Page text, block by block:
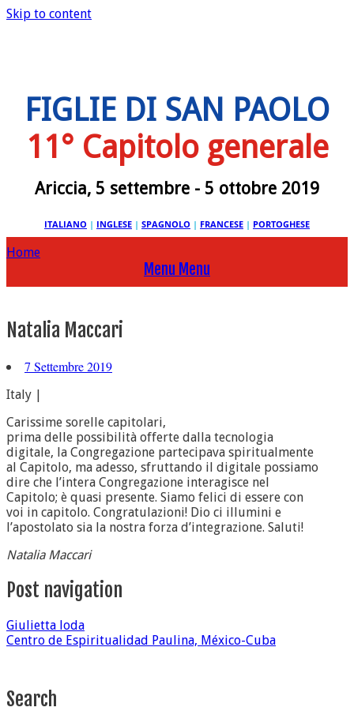
Skip to content
FIGLIE DI SAN PAOLO
11° Capitolo generale
Ariccia, 5 settembre - 5 ottobre 2019
ITALIANO | INGLESE | SPAGNOLO | FRANCESE | PORTOGHESE
Home
Menu Menu
Natalia Maccari
7 Settembre 2019
Italy |
Carissime sorelle capitolari,
prima delle possibilità offerte dalla tecnologia
digitale, la Congregazione partecipava spiritualmente
al Capitolo, ma adesso, sfruttando il digitale possiamo
dire che l’intera Congregazione interagisce nel
Capitolo; è quasi presente. Siamo felici di essere con
voi in capitolo. Congratulazioni! Dio ci illumini e
l’apostolato sia la nostra forza d’integrazione. Saluti!
Natalia Maccari
Post navigation
Giulietta loda
Centro de Espiritualidad Paulina, México-Cuba
Search